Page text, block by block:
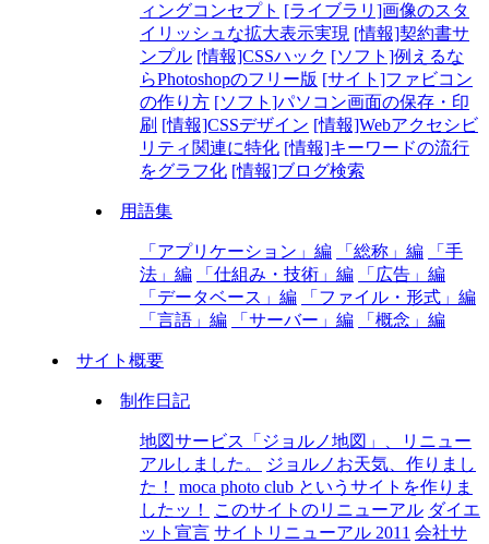
ィングコンセプト [ライブラリ]画像のスタ
イリッシュな拡大表示実現 [情報]契約書サ
ンプル [情報]CSSハック [ソフト]例えるな
らPhotoshopのフリー版 [サイト]ファビコン
の作り方 [ソフト]パソコン画面の保存・印
刷 [情報]CSSデザイン [情報]Webアクセシビ
リティ関連に特化 [情報]キーワードの流行
をグラフ化 [情報]ブログ検索
用語集
「アプリケーション」編 「総称」編
「手
法」編
「仕組み・技術」編
「広告」編
「データベース」編
「ファイル・形式」編
「言語」編
「サーバー」編 「概念」編
サイト概要
制作日記
地図サービス「ジョルノ地図」、リニュー
アルしました。
ジョルノお天気、作りまし
た！
moca photo club というサイトを作りま
したッ！
このサイトのリニューアル ダイエ
ット宣言 サイトリニューアル 2011 会社サ